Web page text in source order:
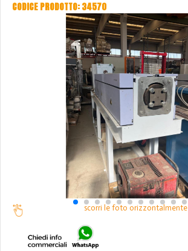
CODICE PRODOTTO: 34570
scorri le foto orizzontalmente